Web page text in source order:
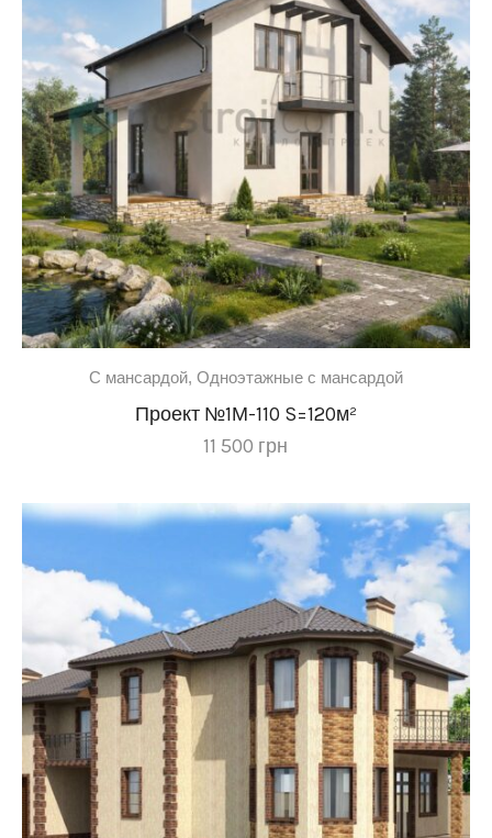
C мансардой, Одноэтажные с мансардой
Проект №1М-110 S=120м²
11 500 грн